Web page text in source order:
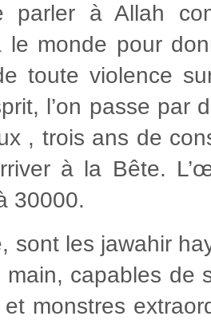
parler à Allah
le monde pour
toute violence
l’on passe par
, trois ans de
à la Bête.
30000.
sont les jawahir
main, capables
monstres